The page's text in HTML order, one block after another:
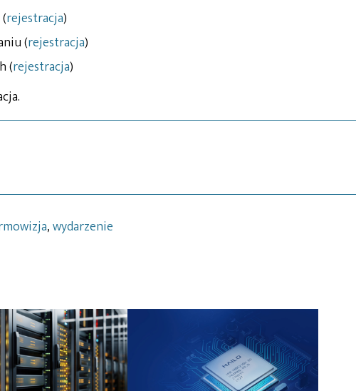
rejestracja)
(rejestracja)
(rejestracja)
,wydarzenie